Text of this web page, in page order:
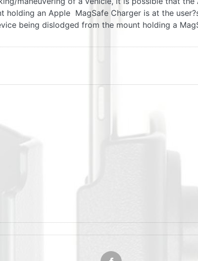
an Apple MagSafe Charger is at the
being dislodged from the mount holding a